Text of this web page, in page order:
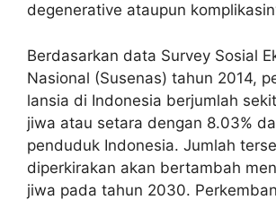
degenerative ataupun
Berdasarkan data Survey Sosial
Nasional (Susenas) tahun 2014,
lansia di Indonesia berjumlah
jiwa atau setara dengan 8.03%
penduduk Indonesia. Jumlah
diperkirakan akan bertambah
jiwa pada tahun 2030.